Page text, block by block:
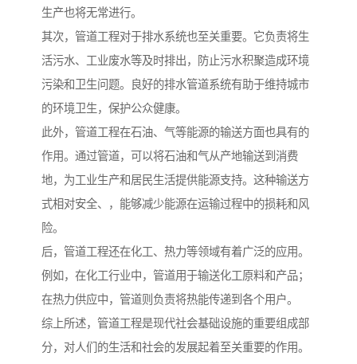
生产也将无常进行。
其次，管道工程对于排水系统也至关重要。它负责将生
活污水、工业废水等及时排出，防止污水积聚造成环境
污染和卫生问题。良好的排水管道系统有助于维持城市
的环境卫生，保护公众健康。
此外，管道工程在石油、气等能源的输送方面也具有的
作用。通过管道，可以将石油和气从产地输送到消费
地，为工业生产和居民生活提供能源支持。这种输送方
式相对安全、，能够减少能源在运输过程中的损耗和风
险。
后，管道工程还在化工、热力等领域有着广泛的应用。
例如，在化工行业中，管道用于输送化工原料和产品；
在热力供应中，管道则负责将热能传递到各个用户。
综上所述，管道工程是现代社会基础设施的重要组成部
分，对人们的生活和社会的发展起着至关重要的作用。